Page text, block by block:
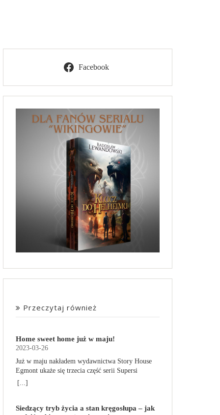
Facebook
Przeczytaj również
Home sweet home już w maju!
2023-03-26
Już w maju nakładem wydawnictwa Story House
Egmont ukaże się trzecia część serii Supersi
scenarzysty Frederic Maupome. Ten tom nosi tytuł
obdarzone supermocami i wspomagane przez
[...]
Siedzący tryb życia a stan kręgosłupa – jak